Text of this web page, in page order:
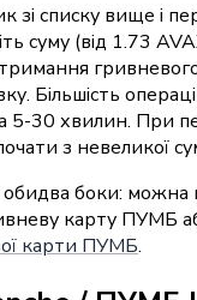
зі списку вище і
суму (від 1.73
Більшість
5-30 хвилин. При
з невеликої
боки: можна
карту ПУМБ
карти ПУМБ.